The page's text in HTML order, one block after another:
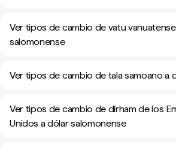
Ver tipos de cambio de vatu
salomonense
Ver tipos de cambio de tala samoano a
Ver tipos de cambio de dírham de los
Unidos a dólar salomonense